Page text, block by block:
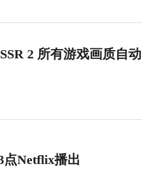
2 所有游戏画质自动
点Netflix播出